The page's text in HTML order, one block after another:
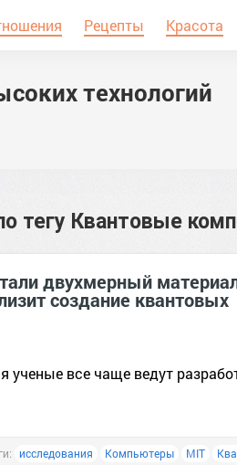
Рецепты Красота
технологий
тегу Квантовые
двухмерный
создание квантовых
ученые все чаще ведут
исследования Компьютеры MIT